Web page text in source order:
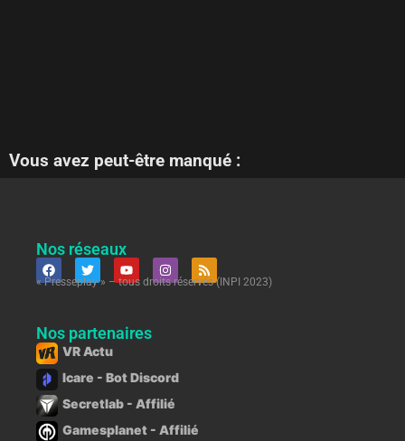
Vous avez peut-être manqué :
Nos réseaux
« Presseplay » – tous droits réservés (INPI 2023)
Nos partenaires
VR Actu
Icare - Bot Discord
Secretlab - Affilié
Gamesplanet - Affilié